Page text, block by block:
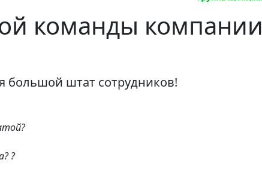
команды компании
большой штат сотрудников!
?